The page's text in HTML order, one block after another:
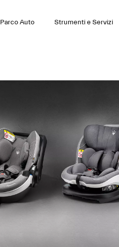
Parco Auto Strumenti e Servizi